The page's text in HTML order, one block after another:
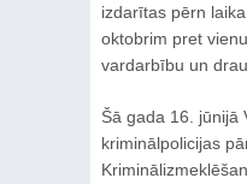
izdarītas pērn
oktobrim pret
vardarbību un
Šā gada 16. jūnijā
kriminālpolicijas